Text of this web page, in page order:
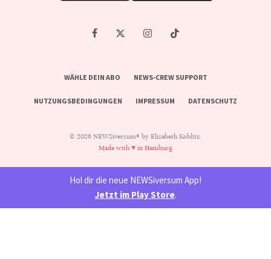
WÄHLE DEIN ABO NEWS-CREW SUPPORT
NUTZUNGSBEDINGUNGEN IMPRESSUM DATENSCHUTZ
© 2026 NEWSiversum® by Elisabeth Koblitz.
Made with ♥ in Hamburg
Hol dir die neue NEWSiversum App!
Jetzt im Play Store.